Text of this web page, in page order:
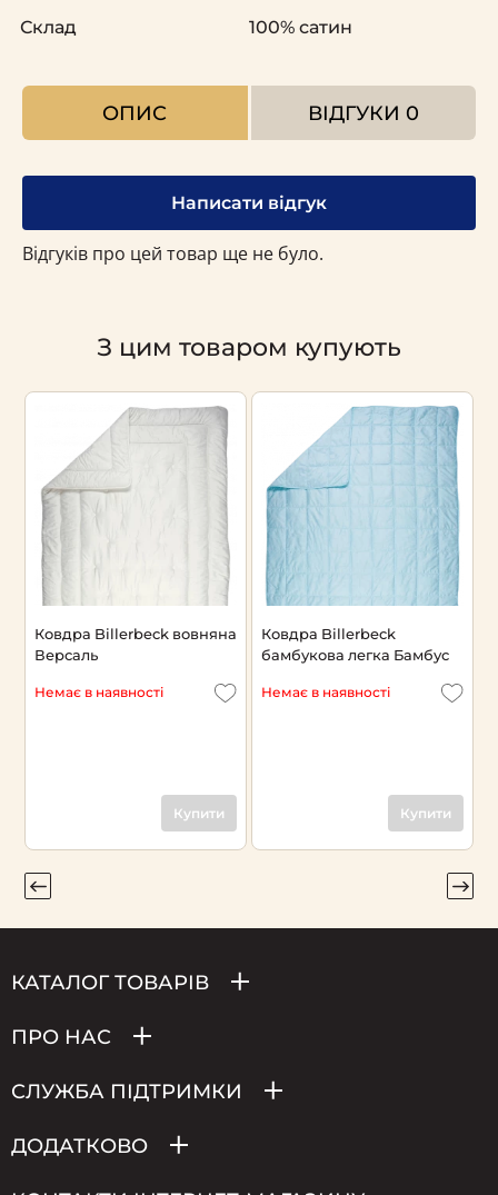
Склад
100% сатин
ОПИС ВІДГУКИ 0
Написати відгук
Відгуків про цей товар ще не було.
З цим товаром купують
Ковдра Billerbeck вовняна
Версаль
Немає в наявності
Купити
Ковдра Billerbeck
бамбукова легка Бамбус
Немає в наявності
Купити
КАТАЛОГ ТОВАРІВ
ПРО НАС
СЛУЖБА ПІДТРИМКИ
ДОДАТКОВО